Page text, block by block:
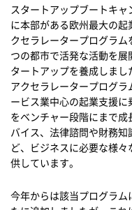
スタートアップブートキ
に本部がある欧州最大の
クセラレータープログラ
つの都市で活発な活動を
タートアップを養成しまし
アクセラレータープログ
ービス業中心の起業支援
をベンチャー段階にまで成
バイス、法律諮問や財務
ど、ビジネスに必要な様
供しています。
今年からは該当プログラム